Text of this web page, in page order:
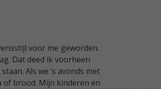
voor me geworden.
Dat deed ik voorheen
Als we ’s avonds met
of brood. Mijn kinderen en